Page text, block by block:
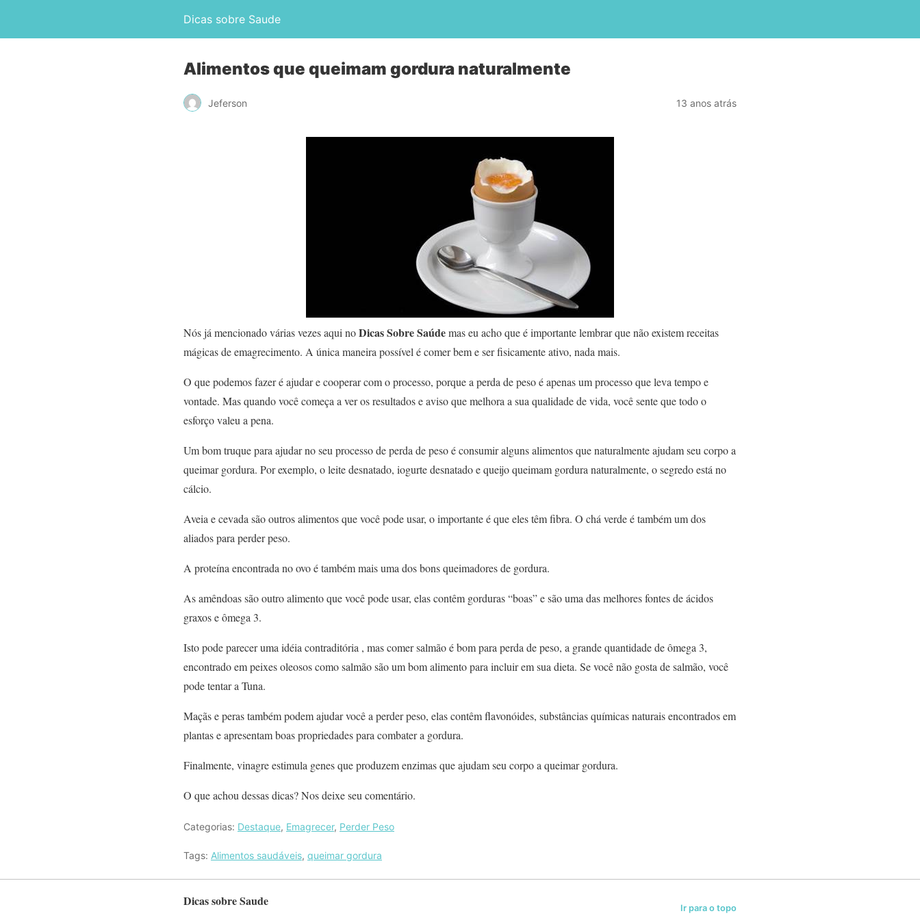
Dicas sobre Saude
Alimentos que queimam gordura naturalmente
Jeferson 13 anos atrás
Nós já mencionado várias vezes aqui noDicas Sobre Saúdemas eu acho que é importante lembrar que não existem receitas
mágicas de emagrecimento. A única maneira possível é comer bem e ser fisicamente ativo, nada mais.
O que podemos fazer é ajudar e cooperar com o processo, porque a perda de peso é apenas um processo que leva tempo e
vontade. Mas quando você começa a ver os resultados e aviso que melhora a sua qualidade de vida, você sente que todo o
esforço valeu a pena.
Um bom truque para ajudar no seu processo de perda de peso é consumir alguns alimentos que naturalmente ajudam seu corpo a
queimar gordura. Por exemplo, o leite desnatado, iogurte desnatado e queijo queimam gordura naturalmente, o segredo está no
cálcio.
Aveia e cevada são outros alimentos que você pode usar, o importante é que eles têm fibra. O chá verde é também um dos
aliados para perder peso.
A proteína encontrada no ovo é também mais uma dos bons queimadores de gordura.
As amêndoas são outro alimento que você pode usar, elas contêm gorduras “boas” e são uma das melhores fontes de ácidos
graxos e ômega 3.
Isto pode parecer uma idéia contraditória , mas comer salmão é bom para perda de peso, a grande quantidade de ômega 3,
encontrado em peixes oleosos como salmão são um bom alimento para incluir em sua dieta. Se você não gosta de salmão, você
pode tentar a Tuna.
Maçãs e peras também podem ajudar você a perder peso, elas contêm flavonóides, substâncias químicas naturais encontrados em
plantas e apresentam boas propriedades para combater a gordura.
Finalmente, vinagre estimula genes que produzem enzimas que ajudam seu corpo a queimar gordura.
O que achou dessas dicas? Nos deixe seu comentário.
Categorias: Destaque, Emagrecer, Perder Peso
Tags: Alimentos saudáveis, queimar gordura
Dicas sobre Saude Ir para o topo